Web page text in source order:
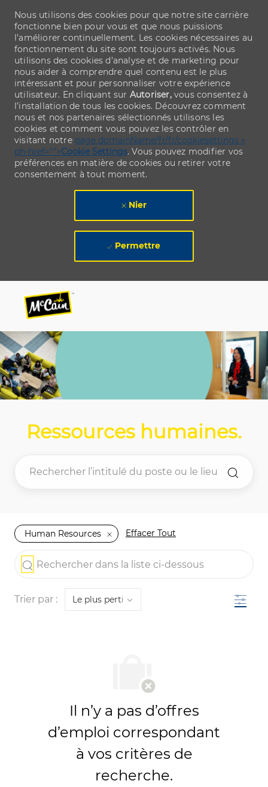
--
Nous utilisons des cookies pour que notre site carrière
fonctionne bien pour vous et que nous puissions
l’améliorer continuellement. Les cookies nécessaires au
fonctionnement du site sont toujours activés. Nous
utilisons des cookies d’analyse et de marketing pour
nous aider à comprendre quel contenu est le plus
intéressant et pour personnaliser votre expérience
utilisateur. En cliquant sur Autoriser,vous consentez à
l’installation de tous les cookies. Découvrez comment
nous et nos partenaires sélectionnés utilisons les
cookies et comment vous pouvez les contrôler en
visitant notre page domainName/fr/fr/cookiesettings »
ph-href="">Cookie Settings. Vous pouvez modifier vos
préférences en matière de cookies ou retirer votre
consentement à tout moment.
Nier
Permettre
Ressources humaines.
Human Resources Effacer Tout
the results are updated
Rechercher dans la liste ci-dessous
Trier par : Filtre
Il n’y a pas d’offres
d’emploi correspondant
à vos critères de
recherche.